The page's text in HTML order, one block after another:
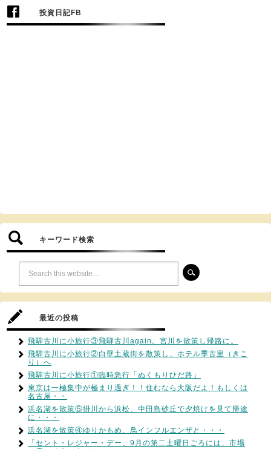
投資日記FB
キーワード検索
最近の投稿
飛騨古川に小旅行③飛騨古川again。宮川を散策し帰路に。
飛騨古川に小旅行②白壁土蔵街を散策し、ホテル季古里（きこ
り）へ
飛騨古川に小旅行①臨時急行「ぬくもりひだ路」
東京は一極集中が極まり過ぎ！！住むなら大阪だよ！もしくは
名古屋・・
浜名湖を散策⑤掛川から浜松、中田島砂丘で夕焼けを見て帰途
に・・・
浜名湖を散策④ゆりかもめ、鳥インフルエンザと・・・
「セント・レジャー・デー。9月の第二土曜日ごろには、市場